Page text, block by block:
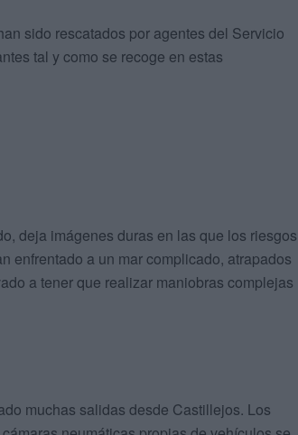
sido rescatados por agentes del Servicio
tal y como se recoge en estas
deja imágenes duras en las que los riesgos
enfrentado a un mar complicado, atrapados
a tener que realizar maniobras complejas
muchas salidas desde Castillejos. Los